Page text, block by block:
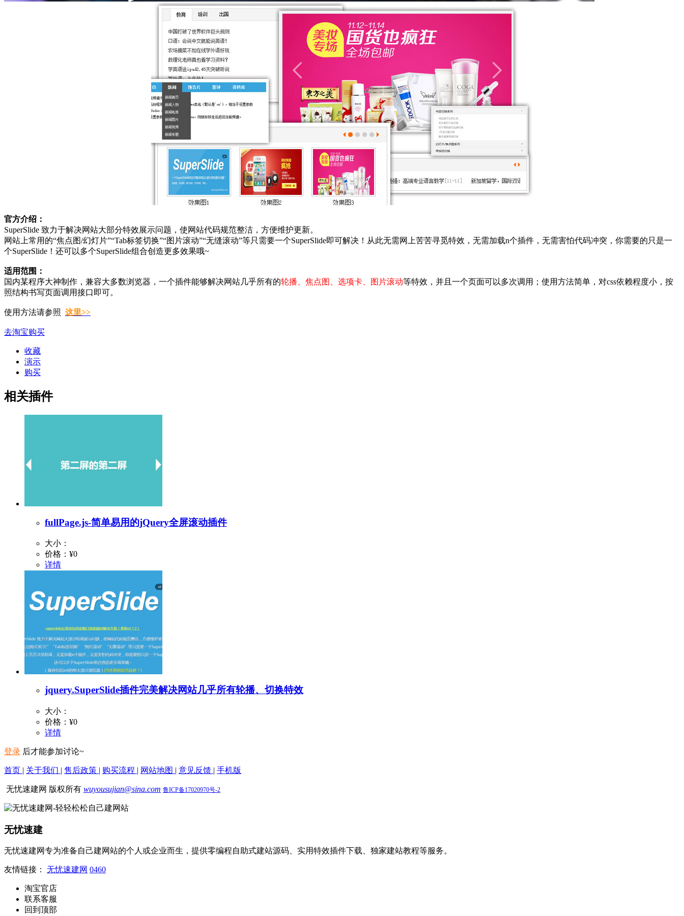
官方介绍：
SuperSlide 致力于解决网站大部分特效展示问题，使网站代码规范整洁，方便维护更新。
网站上常用的“焦点图/幻灯片”“Tab标签切换”“图片滚动”“无缝滚动”等只需要一个SuperSlide即可解决！从此无需网上苦苦寻觅特效，无需加载n个插件，无需害怕代码冲突，你需要的只是一
个SuperSlide！还可以多个SuperSlide组合创造更多效果哦~
适用范围：
国内某程序大神制作，兼容大多数浏览器，一个插件能够解决网站几乎所有的轮播、焦点图、选项卡、图片滚动等特效，并且一个页面可以多次调用；使用方法简单，对css依赖程度小，按
照结构书写页面调用接口即可。
使用方法请参照 这里>>
去淘宝购买
收藏
演示
购买
相关插件
fullPage.js-简单易用的jQuery全屏滚动插件
大小：
价格： ¥0
详情
jquery.SuperSlide插件完美解决网站几乎所有轮播、切换特效
大小：
价格： ¥0
详情
登录 后才能参加讨论~
首页 | 关于我们 | 售后政策 | 购买流程 | 网站地图 | 意见反馈 | 手机版
无忧速建网 版权所有 wuyousujian@sina.com 鲁ICP备17020970号-2
无忧速建
无忧速建网专为准备自己建网站的个人或企业而生，提供零编程自助式建站源码、实用特效插件下载、独家建站教程等服务。
友情链接： 无忧速建网 0460
淘宝官店
联系客服
回到顶部